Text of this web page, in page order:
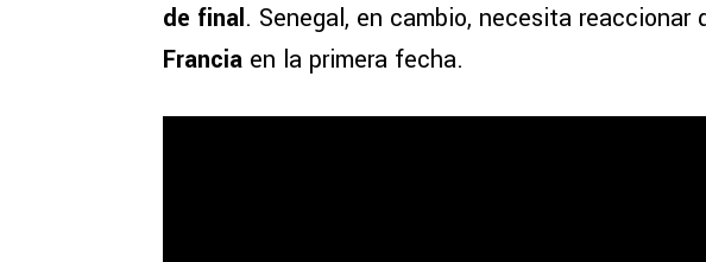
de final. Senegal, en cambio, necesita reaccionar
Francia en la primera fecha.